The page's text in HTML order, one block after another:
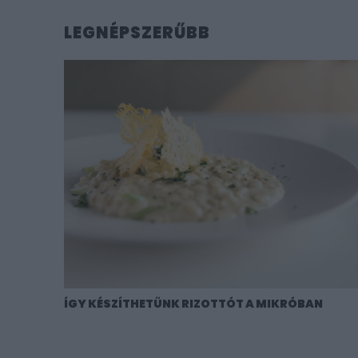
LEGNÉPSZERŰBB
ÍGY KÉSZÍTHETÜNK RIZOTTÓT A MIKRÓBAN